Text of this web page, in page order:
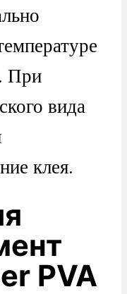
При
вида
клея.
PVA